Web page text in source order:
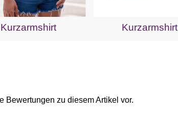
Kurzarmshirt Kurzarmshirt
Bewertungen zu diesem Artikel vor.